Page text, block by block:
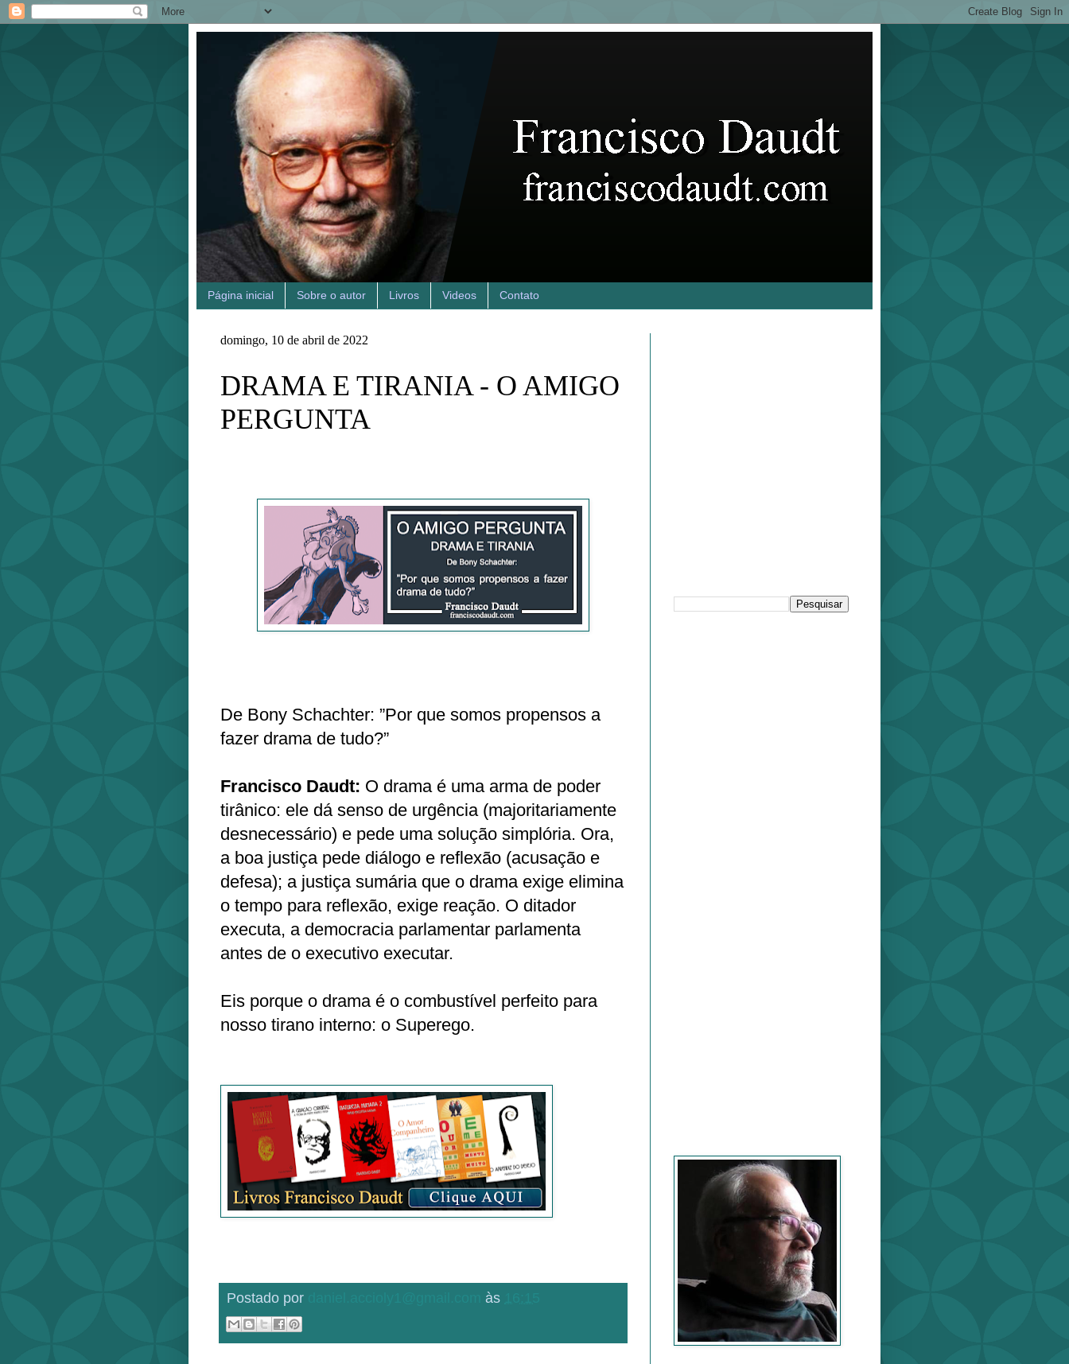
Página inicial Sobre o autor Livros Videos Contato
domingo, 10 de abril de 2022
DRAMA E TIRANIA - O AMIGO
PERGUNTA
De Bony Schachter: ”Por que somos propensos a
fazer drama de tudo?”
Francisco Daudt: O drama é uma arma de poder
tirânico: ele dá senso de urgência (majoritariamente
desnecessário) e pede uma solução simplória. Ora,
a boa justiça pede diálogo e reflexão (acusação e
defesa); a justiça sumária que o drama exige elimina
o tempo para reflexão, exige reação. O ditador
executa, a democracia parlamentar parlamenta
antes de o executivo executar.
Eis porque o drama é o combustível perfeito para
nosso tirano interno: o Superego.
Postado por às